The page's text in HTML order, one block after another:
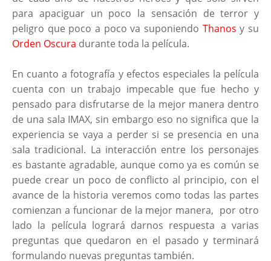
para apaciguar un poco la sensación de terror y
peligro que poco a poco va suponiendo Thanos y su
Orden Oscura durante toda la película.
En cuanto a fotografía y efectos especiales la película
cuenta con un trabajo impecable que fue hecho y
pensado para disfrutarse de la mejor manera dentro
de una sala IMAX, sin embargo eso no significa que la
experiencia se vaya a perder si se presencia en una
sala tradicional. La interacción entre los personajes
es bastante agradable, aunque como ya es común se
puede crear un poco de conflicto al principio, con el
avance de la historia veremos como todas las partes
comienzan a funcionar de la mejor manera, por otro
lado la película logrará darnos respuesta a varias
preguntas que quedaron en el pasado y terminará
formulando nuevas preguntas también.